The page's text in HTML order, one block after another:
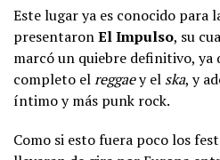
Este lugar ya es conocido para
presentaronEl Impulso, su
marcó un quiebre definitivo, ya
completo elreggaey el ska, y
íntimo y más punk rock.
Como si esto fuera poco los